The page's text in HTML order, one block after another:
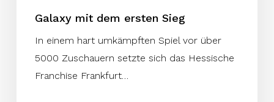
Galaxy mit dem ersten Sieg
In einem hart umkämpften Spiel vor über
5000 Zuschauern setzte sich das Hessische
Franchise Frankfurt…